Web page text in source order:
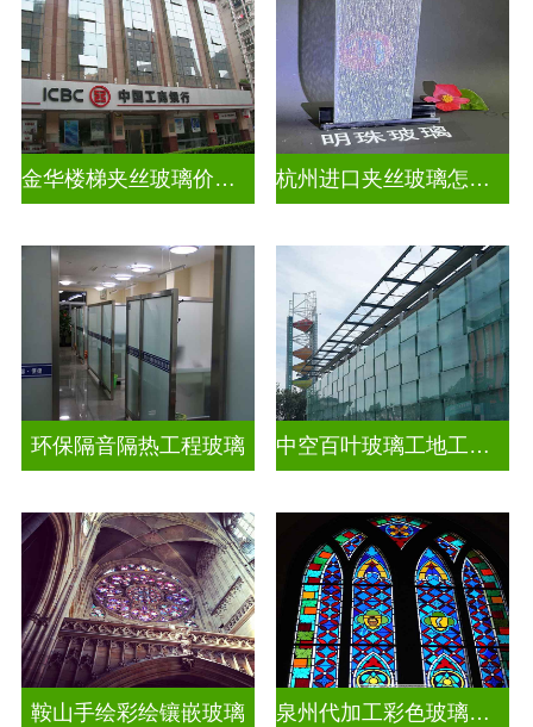
金华楼梯夹丝玻璃价钱多少一米 杭州进口夹丝玻璃怎么卖
环保隔音隔热工程玻璃 中空百叶玻璃工地工装装饰玻璃
鞍山手绘彩绘镶嵌玻璃 泉州代加工彩色玻璃穹顶